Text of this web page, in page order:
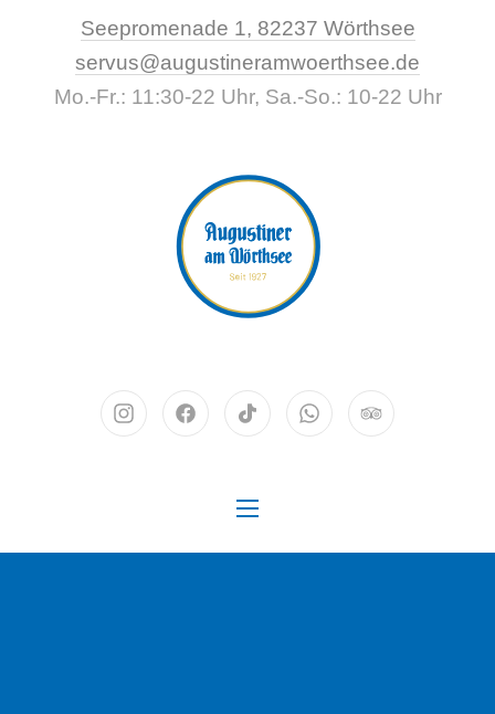
Seepromenade 1, 82237 WörthseeNew
servus@augustineramwoerthsee.de
Mo.-Fr.: 11:30-22 Uhr, Sa.-So.: 10-22 Uhr
Neues Fenster
Neues Fenster
Neues Fenster
Neues Fenster
Neues
NAVIGATION